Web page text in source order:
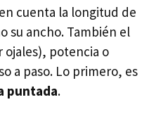
cuenta la longitud de
su ancho. También el
ojales), potencia o
a paso. Lo primero, es
puntada.